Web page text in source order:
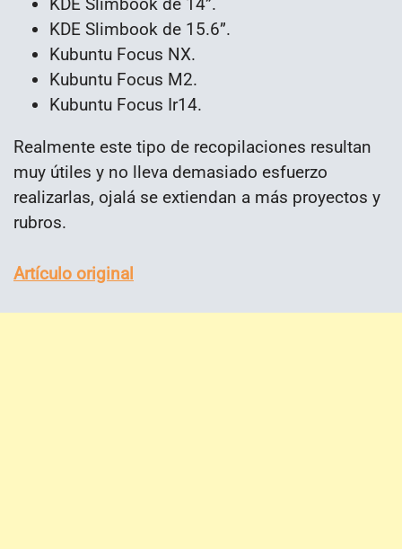
KDE Slimbook de 15.6”.
Kubuntu Focus NX.
Kubuntu Focus M2.
Kubuntu Focus Ir14.
Realmente este tipo de recopilaciones resultan
muy útiles y no lleva demasiado esfuerzo
realizarlas, ojalá se extiendan a más proyectos y
rubros.
Artículo original